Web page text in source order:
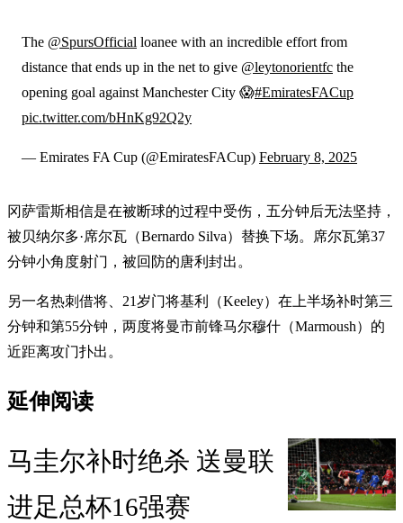
The @SpursOfficial loanee with an incredible effort from
distance that ends up in the net to give @leytonorientfc the
opening goal against Manchester City 😱#EmiratesFACup
pic.twitter.com/bHnKg92Q2y
— Emirates FA Cup (@EmiratesFACup) February 8, 2025
冈萨雷斯相信是在被断球的过程中受伤，五分钟后无法坚持，
被贝纳尔多·席尔瓦（Bernardo Silva）替换下场。席尔瓦第37
分钟小角度射门，被回防的唐利封出。
另一名热刺借将、21岁门将基利（Keeley）在上半场补时第三
分钟和第55分钟，两度将曼市前锋马尔穆什（Marmoush）的
近距离攻门扑出。
延伸阅读
马圭尔补时绝杀 送曼联
进足总杯16强赛